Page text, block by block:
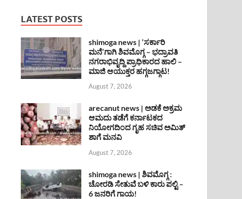
LATEST POSTS
shimoga news | ‘ಸರ್ಕಾರಿ
ಮನೆ’ಗಾಗಿ ಶಿವಮೊಗ್ಗ – ಭದ್ರಾವತಿ
ನಗರಾಭಿವೃದ್ದಿ ಪ್ರಾಧಿಕಾರದ ಹಾಲಿ –
ಮಾಜಿ ಆಯುಕ್ತರ ಹಗ್ಗಜಗ್ಗಾಟ!
August 7, 2026
arecanut news | ಅಡಕೆ ಅಕ್ರಮ
ಆಮದು ತಡೆಗೆ ಕರ್ನಾಟಕದ
ನಿಯೋಗದಿಂದ ಗೃಹ ಸಚಿವ ಅಮಿತ್
ಶಾಗೆ ಮನವಿ
August 7, 2026
shimoga news | ಶಿವಮೊಗ್ಗ :
ಚೋರಡಿ ಸೇತುವೆ ಬಳಿ ಕಾರು ಪಲ್ಟಿ –
6 ಜನರಿಗೆ ಗಾಯ!